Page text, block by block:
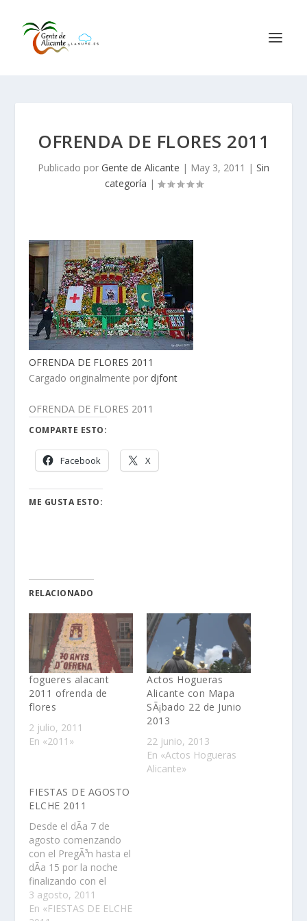
OFRENDA DE FLORES 2011
Publicado por Gente de Alicante | May 3, 2011 | Sin
categoría |
OFRENDA DE FLORES 2011
Cargado originalmente por djfont
OFRENDA DE FLORES 2011
COMPARTE ESTO:
Facebook X
ME GUSTA ESTO:
RELACIONADO
fogueres alacant
2011 ofrenda de
flores
2 julio, 2011
En «2011»
Actos Hogueras
Alicante con Mapa
SÃ¡bado 22 de Junio
2013
22 junio, 2013
En «Actos Hogueras
Alicante»
FIESTAS DE AGOSTO
ELCHE 2011
Desde el dÃ­a 7 de
agosto comenzando
con el PregÃ³n hasta el
dÃ­a 15 por la noche
finalizando con el
Castillo, la semana de
las FIESTAS DE
3 agosto, 2011
En «FIESTAS DE ELCHE